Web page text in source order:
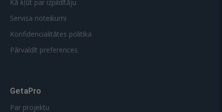
Kā kļūt par izpildītāju
Servisa noteikumi
Konfidencialitātes politika
Pārvaldīt preferences
GetaPro
Par projektu